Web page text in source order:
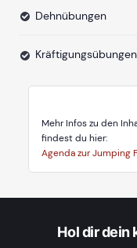
Dehnübungen
Kräftigungsübungen
Mehr Infos zu den
findest du hier:
Agenda zur Jumping
Hol dir dein